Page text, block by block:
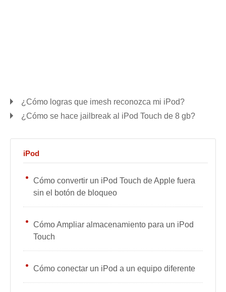
¿Cómo logras que imesh reconozca mi iPod?
¿Cómo se hace jailbreak al iPod Touch de 8 gb?
iPod
Cómo convertir un iPod Touch de Apple fuera
sin el botón de bloqueo
Cómo Ampliar almacenamiento para un iPod
Touch
Cómo conectar un iPod a un equipo diferente